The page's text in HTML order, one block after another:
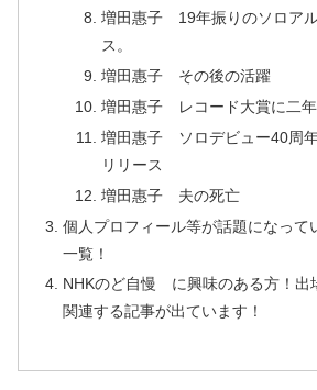
増田惠子 19年振りのソロア
ス。
増田惠子 その後の活躍
増田惠子 レコード大賞に二年
増田惠子 ソロデビュー40周
リリース
増田惠子 夫の死亡
個人プロフィール等が話題になって
一覧！
NHKのど自慢 に興味のある方！出
関連する記事が出ています！